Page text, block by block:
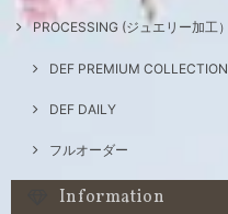
PROCESSING (ジュエリー加工）
DEF PREMIUM COLLECTION
DEF DAILY
フルオーダー
Information